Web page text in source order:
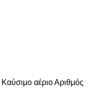
Καύσιμο αέριοΑριθμός